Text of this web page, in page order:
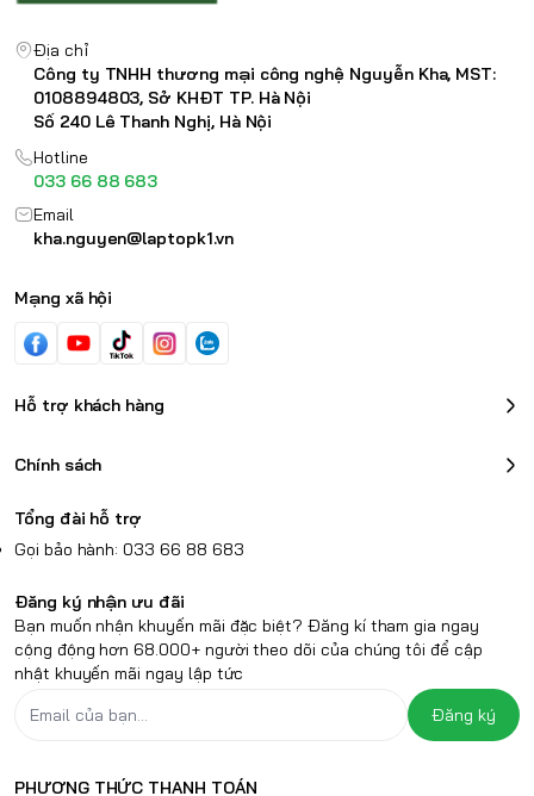
Địa chỉ
Công ty TNHH thương mại công nghệ Nguyễn Kha, MST:
0108894803, Sở KHĐT TP. Hà Nội
Số 240 Lê Thanh Nghị, Hà Nội
Hotline
033 66 88 683
Email
kha.nguyen@laptopk1.vn
Mạng xã hội
Hỗ trợ khách hàng
Chính sách
Tổng đài hỗ trợ
Gọi bảo hành: 033 66 88 683
Đăng ký nhận ưu đãi
Bạn muốn nhận khuyến mãi đặc biệt? Đăng kí tham gia ngay
cộng động hơn 68.000+ người theo dõi của chúng tôi để cập
nhật khuyến mãi ngay lập tức
Đăng ký
PHƯƠNG THỨC THANH TOÁN